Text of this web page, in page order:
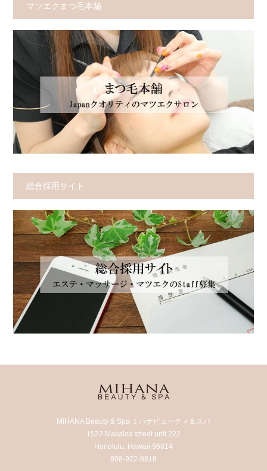
マツエクまつ毛本舗
総合採用サイト
MIHANA Beauty & Spa ミハナビューティ＆スパ
1522 Makaloa street unit 222
Honolulu, Hawaii 96814
808-922-8818